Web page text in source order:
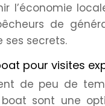
l’économie
de
secrets.
pour visites
de peu de
sont une